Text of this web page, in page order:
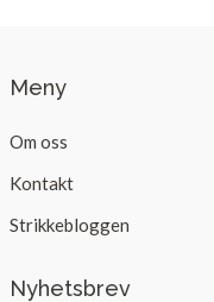
Meny
Om oss
Kontakt
Strikkebloggen
Nyhetsbrev